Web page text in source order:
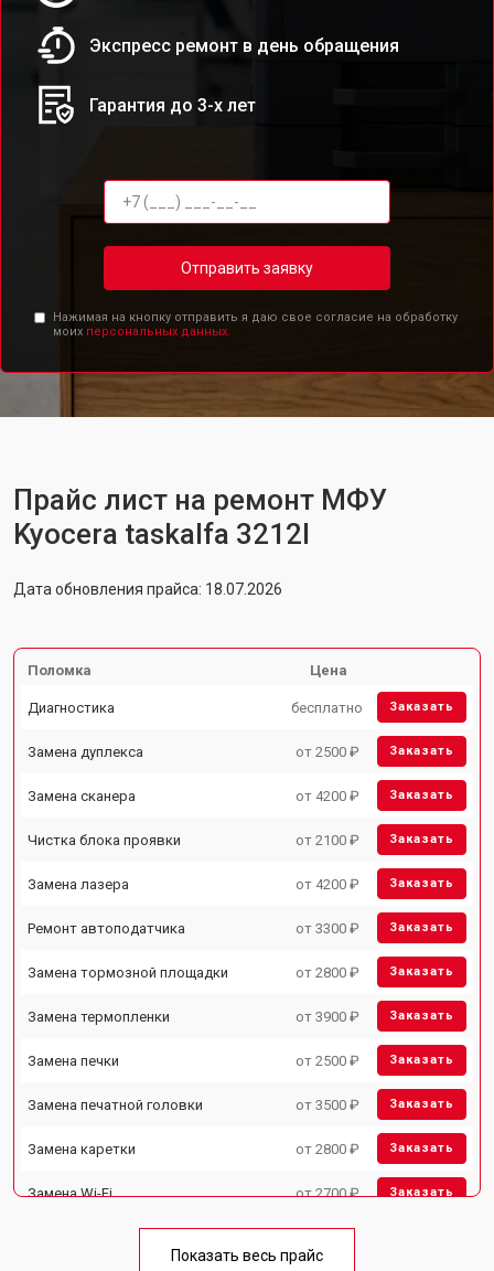
Экспресс ремонт в день обращения
Гарантия до 3-х лет
Отправить заявку
Нажимая на кнопку отправить я даю свое согласие на обработку
моих персональных данных.
Прайс лист на ремонт МФУ
Kyocera taskalfa 3212I
Дата обновления прайса: 18.07.2026
Поломка Цена
Диагностика бесплатно Заказать
Замена дуплекса от 2500 ₽ Заказать
Замена сканера от 4200 ₽ Заказать
Чистка блока проявки от 2100 ₽ Заказать
Замена лазера от 4200 ₽ Заказать
Ремонт автоподатчика от 3300 ₽ Заказать
Замена тормозной площадки от 2800 ₽ Заказать
Замена термопленки от 3900 ₽ Заказать
Замена печки от 2500 ₽ Заказать
Замена печатной головки от 3500 ₽ Заказать
Замена каретки от 2800 ₽ Заказать
Замена Wi-Fi от 2700 ₽ Заказать
Показать весь прайс